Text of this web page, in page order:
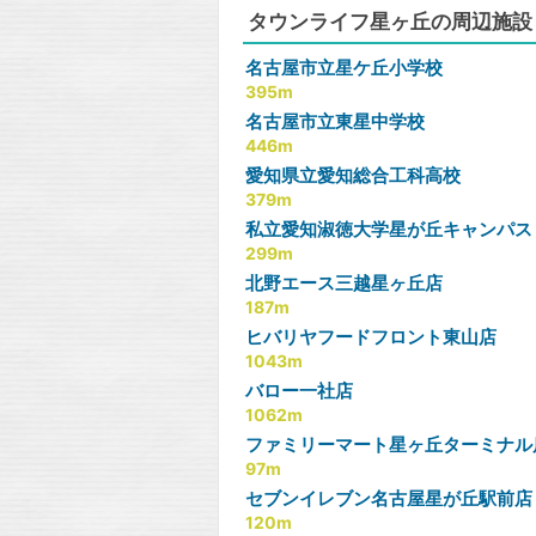
タウンライフ星ヶ丘の周辺施設
名古屋市立星ケ丘小学校
395m
名古屋市立東星中学校
446m
愛知県立愛知総合工科高校
379m
私立愛知淑徳大学星が丘キャンパス
299m
北野エース三越星ヶ丘店
187m
ヒバリヤフードフロント東山店
1043m
バロー一社店
1062m
ファミリーマート星ヶ丘ターミナ
97m
セブンイレブン名古屋星が丘駅前店
120m